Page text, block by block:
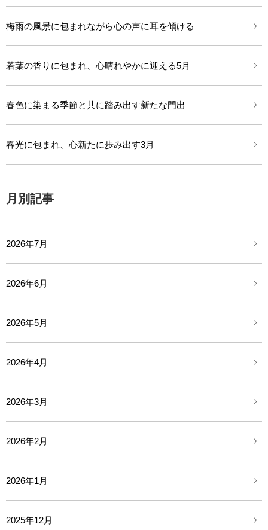
梅雨の風景に包まれながら心の声に耳を傾ける
若葉の香りに包まれ、心晴れやかに迎える5月
春色に染まる季節と共に踏み出す新たな門出
春光に包まれ、心新たに歩み出す3月
月別記事
2026年7月
2026年6月
2026年5月
2026年4月
2026年3月
2026年2月
2026年1月
2025年12月